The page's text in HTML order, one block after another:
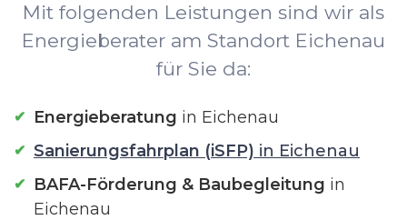
Mit folgenden Leistungen sind wir als
Energieberater am Standort Eichenau
für Sie da:
Energieberatung in Eichenau
Sanierungsfahrplan (iSFP) in Eichenau
BAFA-Förderung & Baubegleitung in
Eichenau